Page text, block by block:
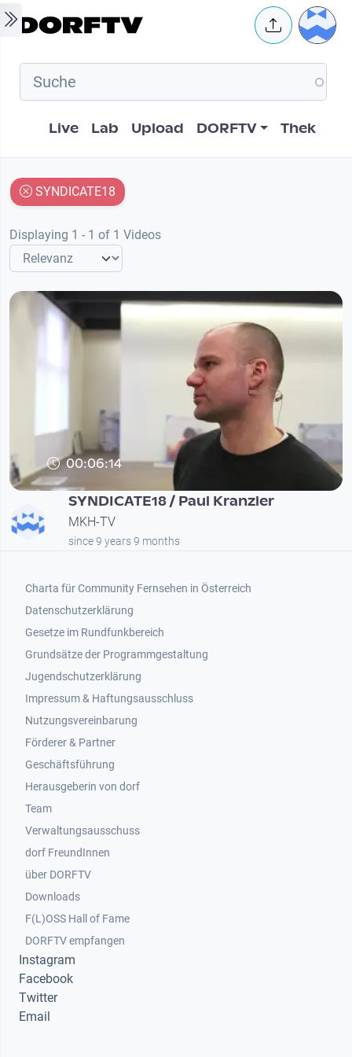
Skip to main content User
Hauptnavigation
Live Lab Upload DORFTV Thek
SYNDICATE18
Displaying 1 - 1 of 1 Videos
00:06:14
SYNDICATE18 / Paul Kranzler
MKH-TV
since 9 years 9 months
Footer 1
Charta für Community Fernsehen in Österreich
Datenschutzerklärung
Gesetze im Rundfunkbereich
Grundsätze der Programmgestaltung
Jugendschutzerklärung
Impressum & Haftungsausschluss
Nutzungsvereinbarung
Footer 2
Förderer & Partner
Geschäftsführung
Herausgeberin von dorf
Team
Verwaltungsausschuss
dorf FreundInnen
Footer 3
über DORFTV
Downloads
F(L)OSS Hall of Fame
Footer 4
DORFTV empfangen
Instagram
Facebook
Twitter
Email